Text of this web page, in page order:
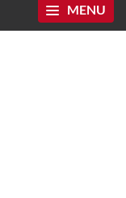
MENU